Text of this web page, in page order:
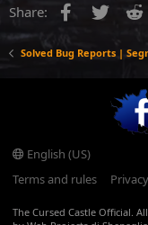
Share: Facebook
Twitter
Solved Bug Reports |
English (US)
Terms and rules
The Cursed Castle Official.